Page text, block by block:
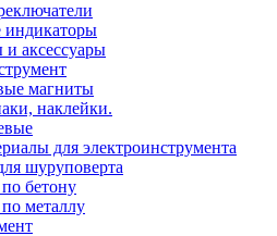
индикаторы
аксессуары
магниты
наклейки.
для электроинструмента
шуруповерта
бетону
металлу